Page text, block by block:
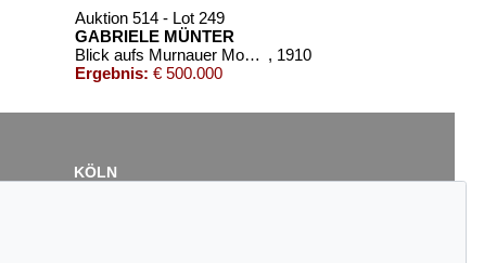
Auktion 514 - Lot 249
GABRIELE MÜNTER
Blick aufs Murnauer Moos (Blaue Berge) , 1910
Ergebnis: € 500.000
KÖLN